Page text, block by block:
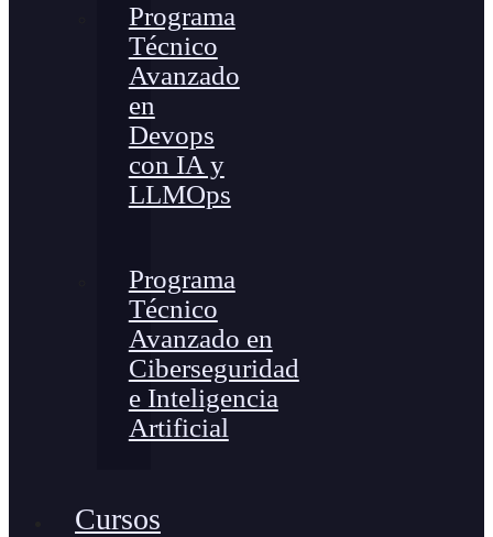
Programa
Técnico
Avanzado
en
Devops
con IA y
LLMOps
Programa
Técnico
Avanzado en
Ciberseguridad
e Inteligencia
Artificial
Cursos